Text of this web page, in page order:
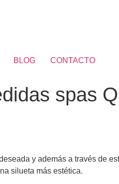
BLOG CONTACTO
spas
y además a través de
silueta más estética.